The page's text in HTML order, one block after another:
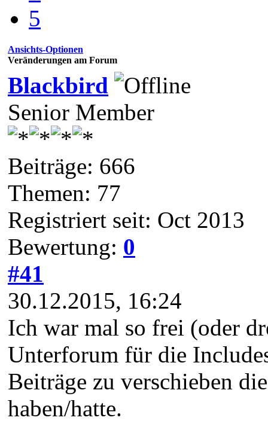
5
Ansichts-Optionen
Veränderungen am Forum
Blackbird
Senior Member
Beiträge: 666
Themen: 77
Registriert seit: Oct 2013
Bewertung: 0
#41
30.12.2015, 16:24
Ich war mal so frei (oder
Unterforum für die
Beiträge zu verschieben
haben/hatte.